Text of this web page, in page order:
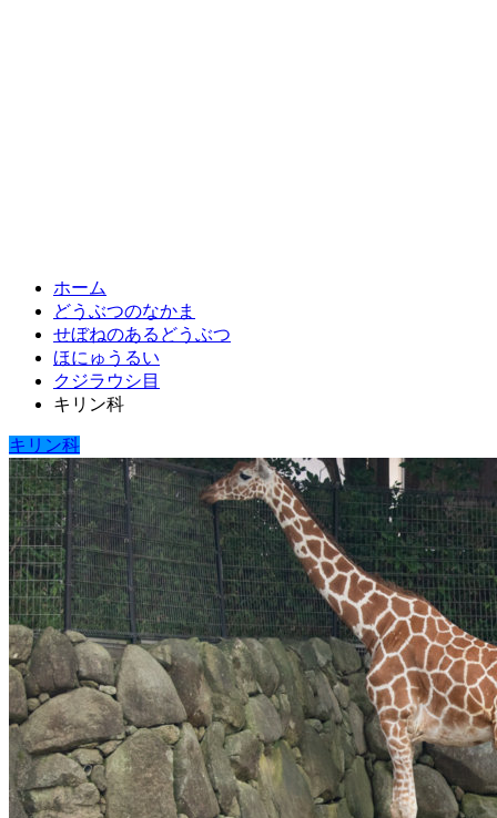
ホーム
どうぶつのなかま
せぼねのあるどうぶつ
ほにゅうるい
クジラウシ目
キリン科
キリン科